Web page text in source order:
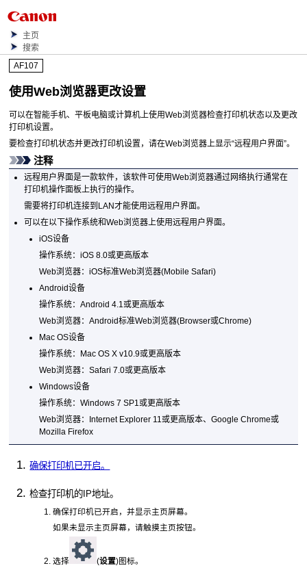
主页
搜索
AF107
使用Web浏览器更改设置
可以在智能手机、平板电脑或计算机上使用Web浏览器检查打印机状态以及更改
打印机设置。
要检查打印机状态并更改打印机设置，请在Web浏览器上显示“远程用户界面”。
注释
远程用户界面是一款软件，该软件可使用Web浏览器通过网络执行通常在
打印机操作面板上执行的操作。
需要将打印机连接到LAN才能使用远程用户界面。
可以在以下操作系统和Web浏览器上使用远程用户界面。
iOS设备
操作系统： iOS8.0或更高版本
Web浏览器： iOS标准Web浏览器(Mobile Safari)
Android设备
操作系统： Android 4.1或更高版本
Web浏览器： Android标准Web浏览器(Browser或Chrome)
Mac OS设备
操作系统：
Mac OS X v10.9或更高版本
Web浏览器： Safari 7.0或更高版本
Windows设备
操作系统： Windows 7 SP1或更高版本
Web浏览器：
Internet Explorer11或更高版本、 Google Chrome或
Mozilla Firefox
确保打印机已开启。
检查打印机的 IP地址。
确保打印机已开启，并显示主页屏幕。
如果未显示主页屏幕，请触摸主页按钮。
选择 (设置)图标。